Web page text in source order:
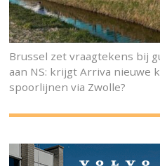
Brussel zet vraagtekens bij
aan NS: krijgt Arriva nieuwe
spoorlijnen via Zwolle?